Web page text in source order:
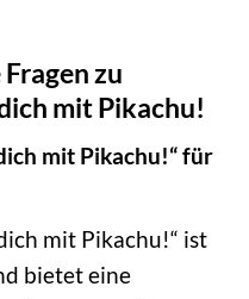
zu
mit Pikachu!
mit Pikachu!“ für
mit Pikachu!“ ist
bietet eine